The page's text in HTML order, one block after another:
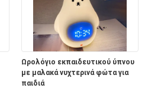
Ωρολόγιο εκπαιδευτικού ύπνου
με μαλακά νυχτερινά φώτα για
παιδιά